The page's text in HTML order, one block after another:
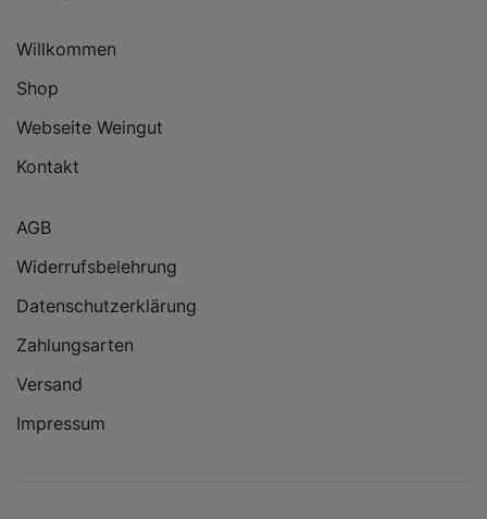
Willkommen
Shop
Webseite Weingut
Kontakt
AGB
Widerrufsbelehrung
Datenschutzerklärung
Zahlungsarten
Versand
Impressum